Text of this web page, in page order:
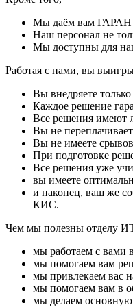
Мы даём вам
Наш персонал не
Мы доступны для
Работая с нами, вы
Вы внедряете
Каждое решение
Все решения имеют
Вы не
Вы не имеете
При подготовке
Все решения уже
вы имеете
и наконец, ваш же
КИС.
Чем мы полезны отделу
мы работаем с вами
мы помогаем вам
мы привлекаем вас
мы помогаем вам в
мы делаем